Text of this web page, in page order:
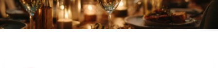
PARTAGER ITINÉRAIRE SAUVEGARDER